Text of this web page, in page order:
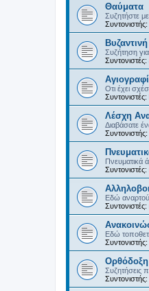
Θαύματα
Συζητήστε
Συντονιστής:
Συζήτηση
Συντονιστές:
Οτι έχει
Συντονιστές:
Λέσχη
Διαβάσατε
Συντονιστής:
Πνευματικά
Συντονιστές:
Εδώ
Συντονιστές:
Εδώ
Συντονιστής:
Συζητήσεις
Συντονιστής: